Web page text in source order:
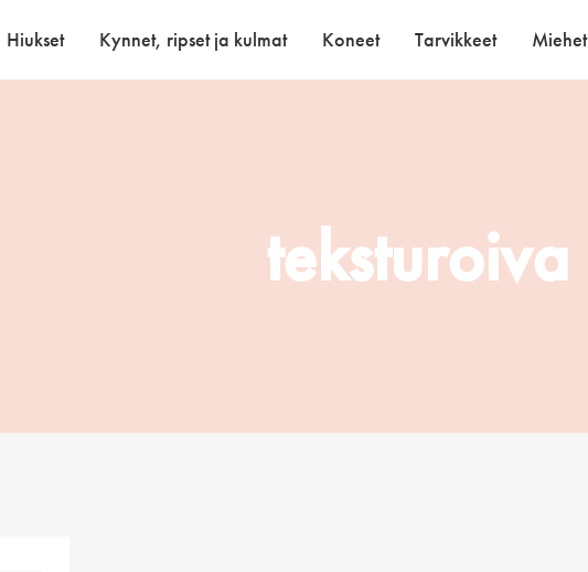
Hiukset Kynnet, ripset ja kulmat Koneet Tarvikkeet Miehet
teksturoiva